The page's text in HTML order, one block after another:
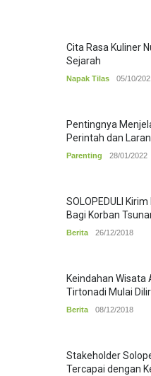
Cita Rasa Kuliner
Sejarah
Napak Tilas 05/10/
Pentingnya
Perintah dan
Parenting 28/01/2022
SOLOPEDULI
Bagi Korban
Berita 26/12/2018
Keindahan Wisata
Tirtonadi Mulai
Berita 08/12/2018
Stakeholder
Tercapai dengan